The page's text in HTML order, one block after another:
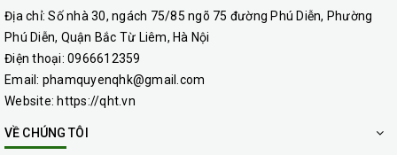
Địa chỉ: Số nhà 30, ngách 75/85 ngõ 75 đường Phú Diễn, Phường
Phú Diễn, Quận Bắc Từ Liêm, Hà Nội
Điện thoại: 0966612359
Email: phamquyenqhk@gmail.com
Website: https://qht.vn
VỀ CHÚNG TÔI